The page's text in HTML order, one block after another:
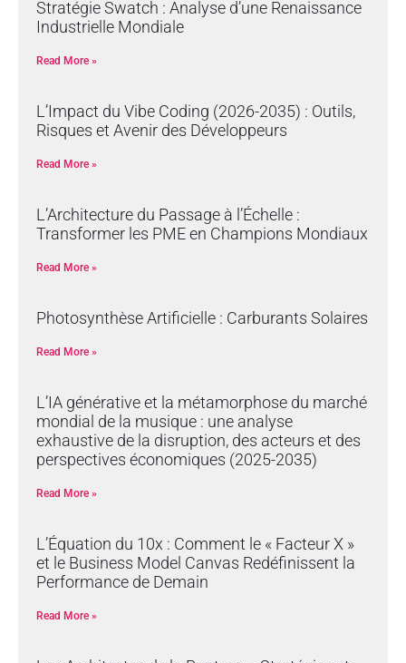
Stratégie Swatch : Analyse d’une Renaissance
Industrielle Mondiale
Read More »
L’Impact du Vibe Coding (2026-2035) : Outils,
Risques et Avenir des Développeurs
Read More »
L’Architecture du Passage à l’Échelle :
Transformer les PME en Champions Mondiaux
Read More »
Photosynthèse Artificielle : Carburants Solaires
Read More »
L’IA générative et la métamorphose du marché
mondial de la musique : une analyse
exhaustive de la disruption, des acteurs et des
perspectives économiques (2025-2035)
Read More »
L’Équation du 10x : Comment le « Facteur X »
et le Business Model Canvas Redéfinissent la
Performance de Demain
Read More »